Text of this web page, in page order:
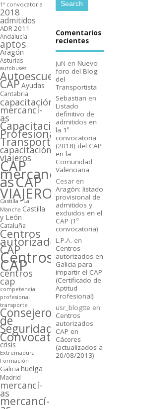
1º convocatoria
2018
admitidos
ADR 2011
Andalucí­a
aptos
Aragón
Asturias
autobuses
Autoescuelas
CAPAyudas
Cantabria
capacitación
mercancí­
as
Capacitación
Profesional
Transporte
capacitación
viajeros
CAP
mercancí­
asCAP
VIAJEROS
Castilla - La
Mancha Castilla
y León
Cataluña
Centros
autorizados
CAP
Centros
CAP
centros
cap
competencia
profesional
transporte
Consejeros
de
Seguridad
Convocatorias
crisis
Extremadura
Formación
Galicia huelga
Madrid
mercancí­
as
mercancí­
Comentarios
recientes
juN en Nuevo
foro del Blog
del
Transportista
Sebastian en
Listado
definitivo de
admitidos en
la 1º
convocatoria
(2018) del CAP
en la
Comunidad
Valenciana
Cesaren
Aragón: listado
provisional de
admitidos y
excluidos en el
CAP (1º
convocatoria)
L.P.A. en
Centros
autorizados en
Galicia para
impartir el CAP
(Certificado de
Aptitud
Profesional)
usr_blogtte en
Centros
autorizados
CAP en
Cáceres
(actualizados a
20/08/2013)